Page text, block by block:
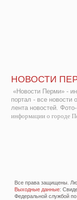
НОВОСТИ
«Новости Перми» -
портал - все новости
лента новостей.
информации о городе
Все права защищены.
Выходные данные:
Федеральной службой